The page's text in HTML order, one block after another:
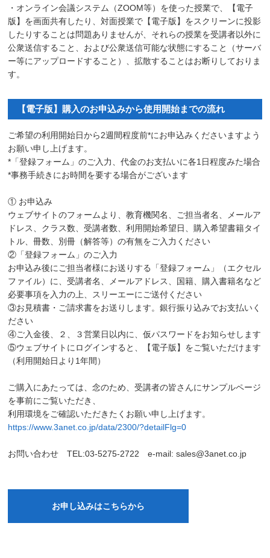
・オンライン会議システム（ZOOM等）を使った授業で、【電子
版】を画面共有したり、対面授業で【電子版】をスクリーンに投影
したりすることは問題ありませんが、それらの授業を受講者以外に
公衆送信すること、および公衆送信可能な状態にすること（サーバ
ー等にアップロードすること）、拡散することはお断りしておりま
す。
【電子版】購入のお申込みから使用開始までの流れ
ご希望の利用開始日から2週間程度前*にお申込みくださいますよう
お願い申し上げます。
*「登録フォーム」のご入力、代金のお支払いに各1日程度みた場合
*事務手続きにお時間を要する場合がございます
① お申込み
ウェブサイトのフォームより、教育機関名、ご担当者名、メールア
ドレス、クラス数、受講者数、利用開始希望日、購入希望書籍タイ
トル、冊数、別冊（解答等）の有無をご入力ください
②「登録フォーム」のご入力
お申込み後にご担当者様にお送りする「登録フォーム」（エクセル
ファイル）に、受講者名、メールアドレス、国籍、購入書籍名など
必要事項を入力の上、スリーエーにご送付ください
③お見積書・ご請求書をお送りします。銀行振り込みでお支払いく
ださい
④ご入金後、２、３営業日以内に、仮パスワードをお知らせします
⑤ウェブサイトにログインすると、【電子版】をご覧いただけます
（利用開始日より1年間）
ご購入にあたっては、念のため、受講者の皆さんにサンプルページ
を事前にご覧いただき、
利用環境をご確認いただきたくお願い申し上げます。
https://www.3anet.co.jp/data/2300/?detailFlg=0
お問い合わせ TEL:03-5275-2722 e-mail: sales@3anet.co.jp
お申し込みはこちらから